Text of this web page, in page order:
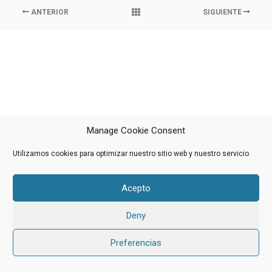
Manage Cookie Consent
Utilizamos cookies para optimizar nuestro sitio web y nuestro servicio.
Acepto
Deny
Preferencias
ANTERIOR SIGUIENTE
Copyright CITRIBER SL |Política de privacidad
de cookies